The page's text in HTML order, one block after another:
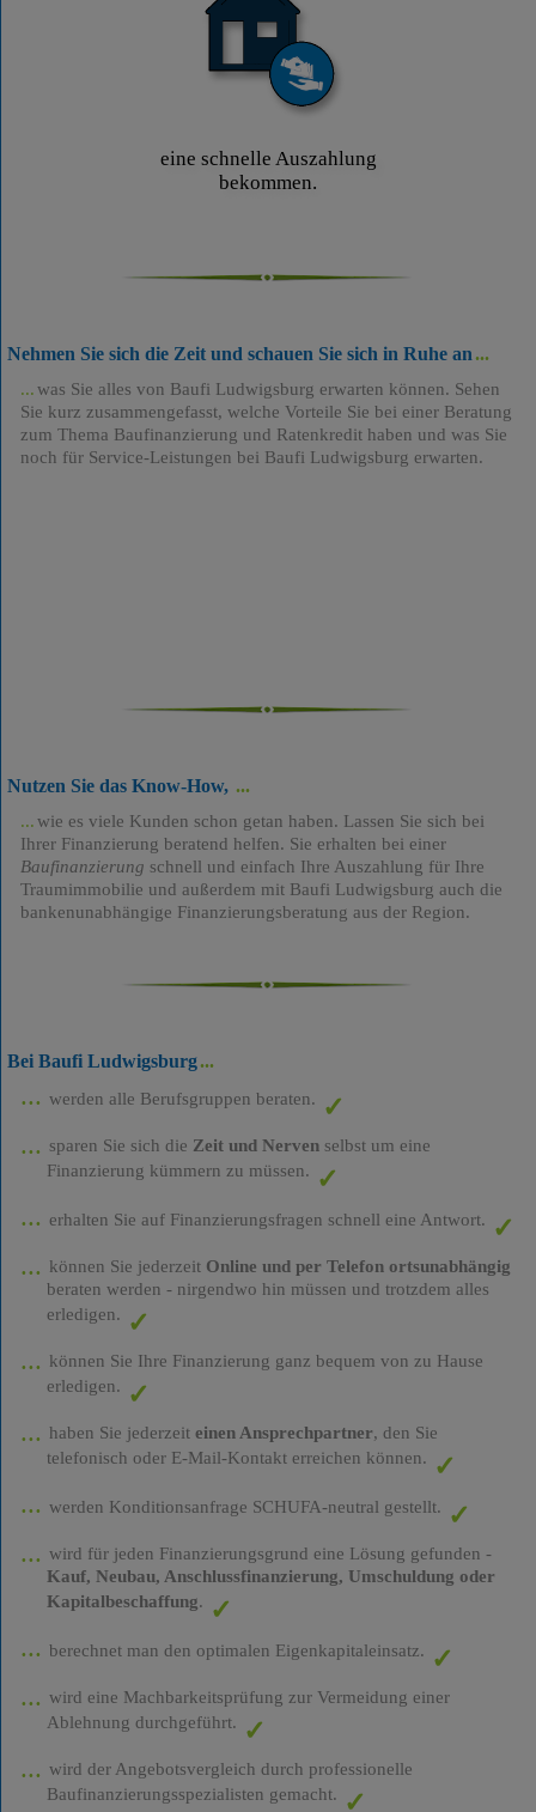
eine schnelle Auszahlung
bekommen.
Nehmen Sie sich die Zeit und schauen Sie sich in Ruhe an
was Sie alles von Baufi Ludwigsburg erwarten können. Sehen
Sie kurz zusammengefasst, welche Vorteile Sie bei einer Beratung
zum Thema Baufinanzierung und Ratenkredit haben und was Sie
noch für Service-Leistungen bei Baufi Ludwigsburg erwarten.
Nutzen Sie das Know-How,
wie es viele Kunden schon getan haben. Lassen Sie sich bei
Ihrer Finanzierung beratend helfen. Sie erhalten bei einer
Baufinanzierung schnell und einfach Ihre Auszahlung für Ihre
Traumimmobilie und außerdem mit Baufi Ludwigsburg auch die
bankenunabhängige Finanzierungsberatung aus der Region.
Bei Baufi Ludwigsburg
werden alle Berufsgruppen beraten.
sparen Sie sich die Zeit und Nervenselbst um eine
Finanzierung kümmern zu müssen.
erhalten Sie auf Finanzierungsfragen schnell eine Antwort.
können Sie jederzeit Online und per Telefon ortsunabhängig
beraten werden - nirgendwo hin müssen und trotzdem alles
erledigen.
können Sie Ihre Finanzierung ganz bequem von zu Hause
erledigen.
haben Sie jederzeit einen Ansprechpartner, den Sie
telefonisch oder E-Mail-Kontakt erreichen können.
werden Konditionsanfrage SCHUFA-neutral gestellt.
wird für jeden Finanzierungsgrund eine Lösung gefunden -
Kauf, Neubau, Anschlussfinanzierung, Umschuldung oder
Kapitalbeschaffung.
berechnet man den optimalen Eigenkapitaleinsatz.
wird eine Machbarkeitsprüfung zur Vermeidung einer
Ablehnung durchgeführt.
wird der Angebotsvergleich durch professionelle
Baufinanzierungsspezialisten gemacht.